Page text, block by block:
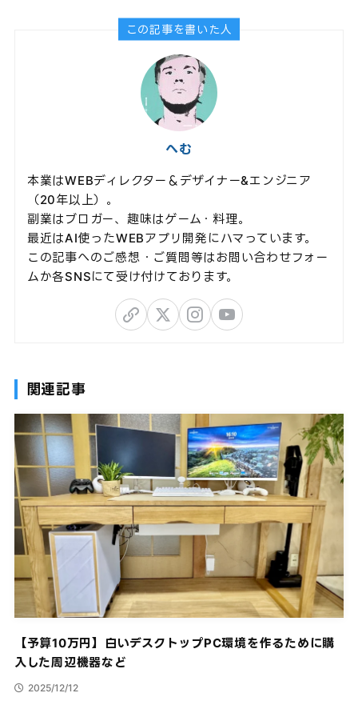
この記事を書いた人
へむ
本業はWEBディレクター＆デザイナー&エンジニア
（20年以上）。
副業はブロガー、趣味はゲーム・料理。
最近はAI使ったWEBアプリ開発にハマっています。
この記事へのご感想・ご質問等はお問い合わせフォー
ムか各SNSにて受け付けております。
関連記事
【予算10万円】白いデスクトップPC環境を作るために購
入した周辺機器など
2025/12/12